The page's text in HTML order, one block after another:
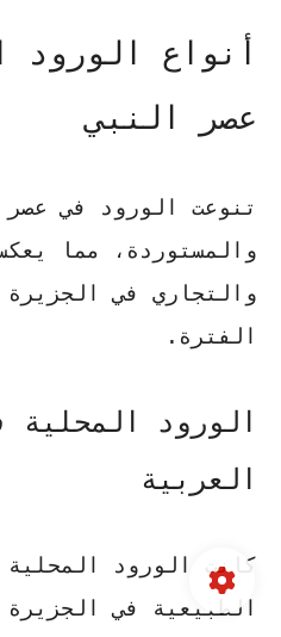
أنواع الورود
عصر النبي
تنوعت الورود في
والمستوردة، مما
والتجاري في الجزيرة
الفترة.
الورود المحلية
العربية
كانت الورود
الطبيعية في